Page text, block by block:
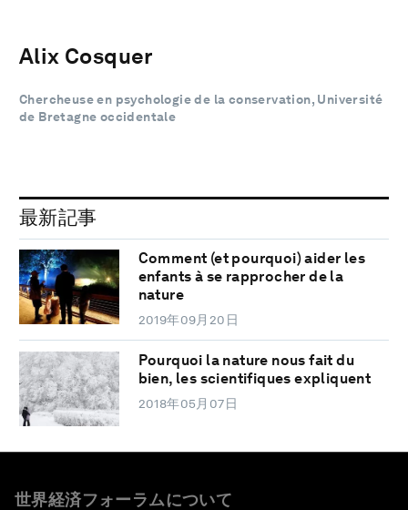
Alix Cosquer
Chercheuse en psychologie de la conservation, Université
de Bretagne occidentale
最新記事
Comment (et pourquoi) aider les
enfants à se rapprocher de la
nature
2019年09月20日
Pourquoi la nature nous fait du
bien, les scientifiques expliquent
2018年05月07日
世界経済フォーラムについて